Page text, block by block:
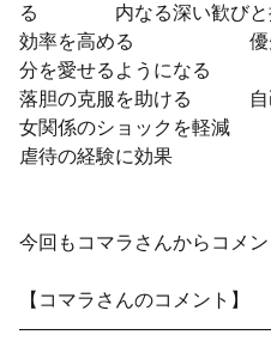
る 内なる深い歓びと
効率を高める 優先
分を愛せるようになる
落胆の克服を助ける 自
女関係のショックを軽減
虐待の経験に効果
今回もコマラさんからコメ
【コマラさんのコメント】